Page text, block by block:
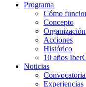
Programa
Cómo
Concepto
Organización
Acciones
Histórico
10 años
Noticias
Experiencias